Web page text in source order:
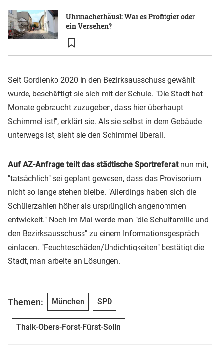
Uhrmacherhäusl: War es Profitgier oder
ein Versehen?
Seit Gordienko 2020 in den Bezirksausschuss gewählt
wurde, beschäftigt sie sich mit der Schule. "Die Stadt hat
Monate gebraucht zuzugeben, dass hier überhaupt
Schimmel ist!", erklärt sie. Als sie selbst in dem Gebäude
unterwegs ist, sieht sie den Schimmel überall.
Auf AZ-Anfrage teilt das städtische Sportreferatnun mit,
"tatsächlich" sei geplant gewesen, dass das Provisorium
nicht so lange stehen bleibe. "Allerdings haben sich die
Schülerzahlen höher als ursprünglich angenommen
entwickelt." Noch im Mai werde man "die Schulfamilie und
den Bezirksausschuss" zu einem Informationsgespräch
einladen. "Feuchteschäden/Undichtigkeiten" bestätigt die
Stadt, man arbeite an Lösungen.
Themen: München SPD
Thalk-Obers-Forst-Fürst-Solln